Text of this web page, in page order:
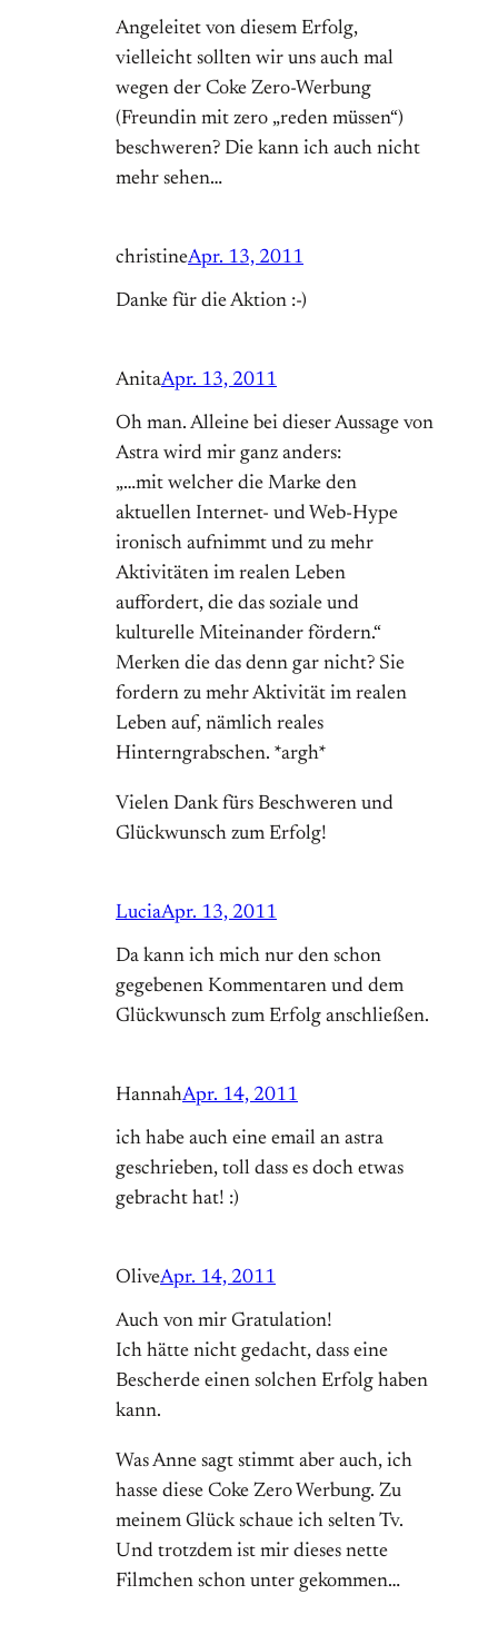
Angeleitet von diesem Erfolg,
vielleicht sollten wir uns auch mal
wegen der Coke Zero-Werbung
(Freundin mit zero „reden müssen“)
beschweren? Die kann ich auch nicht
mehr sehen…
christineApr. 13, 2011
Danke für die Aktion :-)
AnitaApr. 13, 2011
Oh man. Alleine bei dieser Aussage von
Astra wird mir ganz anders:
„…mit welcher die Marke den
aktuellen Internet- und Web-Hype
ironisch aufnimmt und zu mehr
Aktivitäten im realen Leben
auffordert, die das soziale und
kulturelle Miteinander fördern.“
Merken die das denn gar nicht? Sie
fordern zu mehr Aktivität im realen
Leben auf, nämlich reales
Hinterngrabschen. *argh*
Vielen Dank fürs Beschweren und
Glückwunsch zum Erfolg!
LuciaApr. 13, 2011
Da kann ich mich nur den schon
gegebenen Kommentaren und dem
Glückwunsch zum Erfolg anschließen.
HannahApr. 14, 2011
ich habe auch eine email an astra
geschrieben, toll dass es doch etwas
gebracht hat! :)
OliveApr. 14, 2011
Auch von mir Gratulation!
Ich hätte nicht gedacht, dass eine
Bescherde einen solchen Erfolg haben
kann.
Was Anne sagt stimmt aber auch, ich
hasse diese Coke Zero Werbung. Zu
meinem Glück schaue ich selten Tv.
Und trotzdem ist mir dieses nette
Filmchen schon unter gekommen…